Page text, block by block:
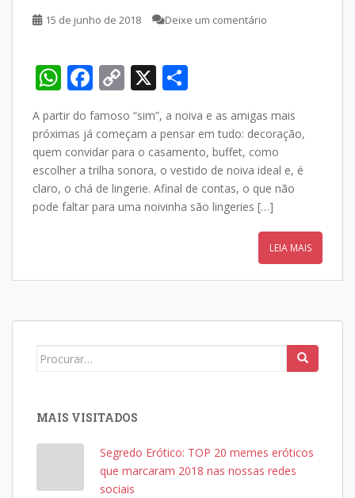
15 de junho de 2018 Deixe um comentário
W
h
at
s
A
p
F
ac
e
b
o
o
C
o
p
y
Li
n
X
h
ar
e
A partir do famoso “sim”, a noiva e as amigas mais
próximas já começam a pensar em tudo: decoração,
quem convidar para o casamento, buffet, como
escolher a trilha sonora, o vestido de noiva ideal e, é
claro, o chá de lingerie. Afinal de contas, o que não
pode faltar para uma noivinha são lingeries […]
LEIA MAIS
Search
MAIS VISITADOS
Segredo Erótico: TOP 20 memes eróticos
que marcaram 2018 nas nossas redes
sociais